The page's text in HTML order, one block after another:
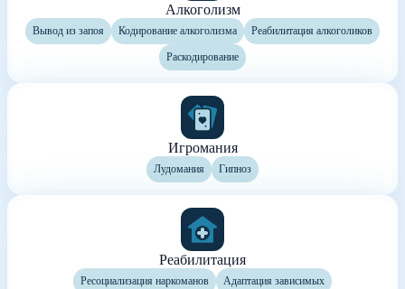
Алкоголизм
Вывод из запоя Кодирование алкоголизма Реабилитация алкоголиков
Раскодирование
Игромания
Лудомания Гипноз
Реабилитация
Ресоциализация наркоманов Адаптация зависимых